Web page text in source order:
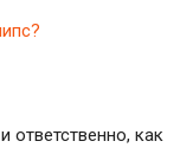
ответственно, как